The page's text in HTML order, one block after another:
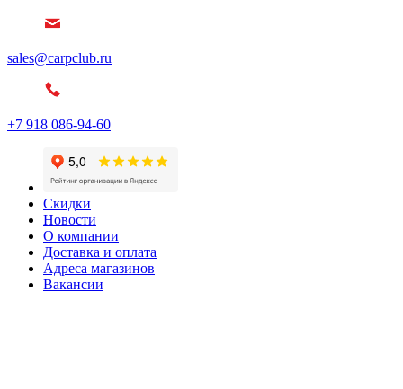
sales@carpclub.ru
+7 918 086-94-60
Скидки
Новости
О компании
Доставка и оплата
Адреса магазинов
Вакансии